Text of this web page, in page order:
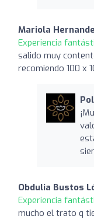
Mariola
Experiencia
salido muy
recomiendo 100 x
Obdulia Bustos
Experiencia
mucho el trato q